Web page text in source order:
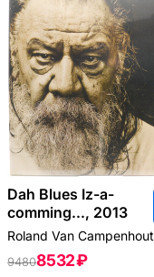
Dah Blues Iz-a-
comming..., 2013
Roland Van Campenhout
94808532 ₽